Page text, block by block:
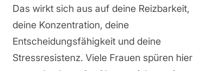
Das wirkt sich aus auf deine Reizbarkeit,
deine Konzentration, deine
Entscheidungsfähigkeit und deine
Stressresistenz. Viele Frauen spüren hier